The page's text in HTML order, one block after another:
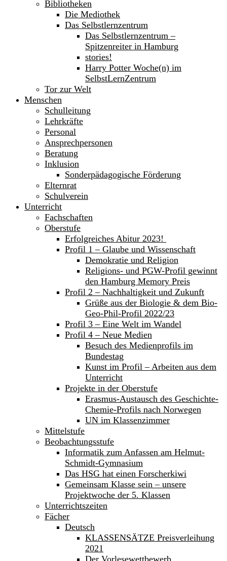
Bibliotheken
Die Mediothek
Das Selbstlernzentrum
Das Selbstlernzentrum –
Spitzenreiter in Hamburg
stories!
Harry Potter Woche(n) im
SelbstLernZentrum
Tor zur Welt
Menschen
Schulleitung
Lehrkräfte
Personal
Ansprechpersonen
Beratung
Inklusion
Sonderpädagogische Förderung
Elternrat
Schulverein
Unterricht
Fachschaften
Oberstufe
Erfolgreiches Abitur 2023!
Profil 1 – Glaube und Wissenschaft
Demokratie und Religion
Religions- und PGW-Profil gewinnt
den Hamburg Memory Preis
Profil 2 – Nachhaltigkeit und Zukunft
Grüße aus der Biologie & dem Bio-
Geo-Phil-Profil 2022/23
Profil 3 – Eine Welt im Wandel
Profil 4 – Neue Medien
Besuch des Medienprofils im
Bundestag
Kunst im Profil – Arbeiten aus dem
Unterricht
Projekte in der Oberstufe
Erasmus-Austausch des Geschichte-
Chemie-Profils nach Norwegen
UN im Klassenzimmer
Mittelstufe
Beobachtungsstufe
Informatik zum Anfassen am Helmut-
Schmidt-Gymnasium
Das HSG hat einen Forscherkiwi
Gemeinsam Klasse sein – unsere
Projektwoche der 5. Klassen
Unterrichtszeiten
Fächer
Deutsch
KLASSENSÄTZE Preisverleihung
2021